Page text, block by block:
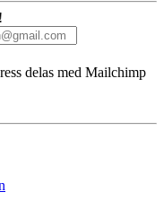
delas med Mailchimp